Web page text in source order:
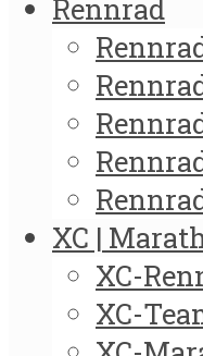
Rennrad
XC |
XC-
XC-